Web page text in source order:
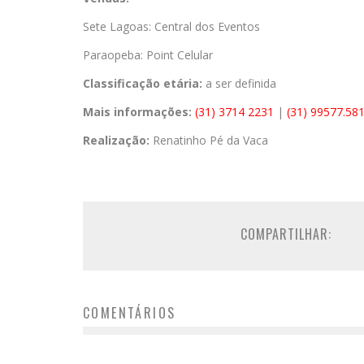
Sete Lagoas: Central dos Eventos
Paraopeba: Point Celular
Classificação etária: a ser definida
Mais informações: (31) 3714 2231 | (31)
Realização: Renatinho Pé da Vaca
COMPARTILHAR:
COMENTÁRIOS